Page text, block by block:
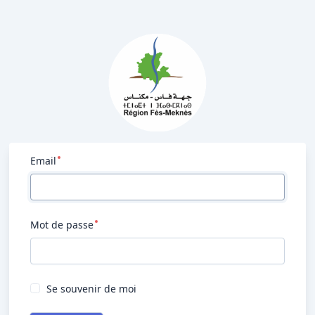
Email
Mot de passe
Se souvenir de moi